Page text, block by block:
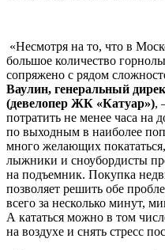
«Несмотря на то, что в
большое количество
сопряжено с рядом
Ваулин, генеральный
(девелопер ЖК «Катуар»),
потратить не менее часа на
по выходным в наиболее
много желающих
лыжники и сноубордисты
на подъемник. Покупка
позволяет решить обе
всего за несколько минут,
А кататься можно в том
на воздухе и снять стресс